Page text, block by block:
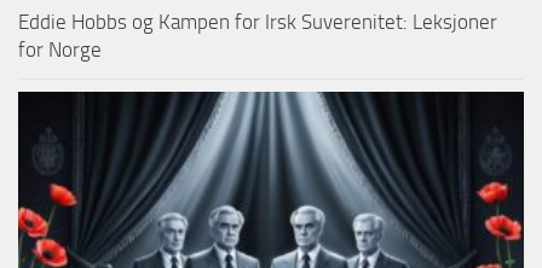
Eddie Hobbs og Kampen for Irsk Suverenitet: Leksjoner
for Norge